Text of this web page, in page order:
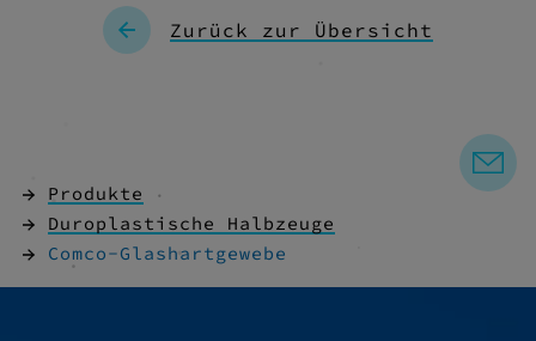
Zurück zur Übersicht
Produkte
Duroplastische Halbzeuge
Comco-Glashartgewebe
verfolgen.
Google Tag Manager
akzeptiert werden, bedarf der Zugriff auf
externe Inhalte keiner manuellen
Zustimmung mehr.